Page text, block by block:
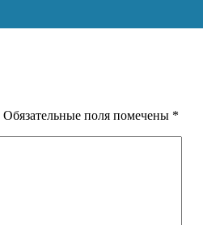
Обязательные поля помечены *